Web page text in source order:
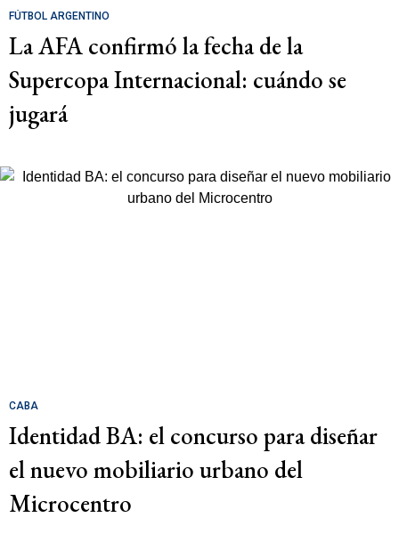
FÚTBOL ARGENTINO
La AFA confirmó la fecha de la
Supercopa Internacional: cuándo se
jugará
CABA
Identidad BA: el concurso para diseñar
el nuevo mobiliario urbano del
Microcentro